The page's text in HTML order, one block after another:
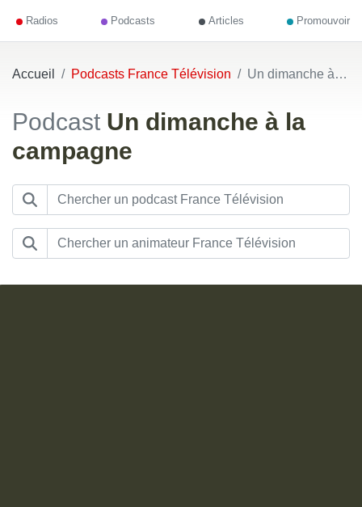
Radios Podcasts Articles Promouvoir
Accueil Podcasts France Télévision Un dimanche à la campagne
Podcast Un dimanche à la
campagne